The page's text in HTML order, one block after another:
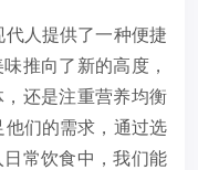
人提供了一种便捷
推向了新的高度，
还是注重营养均衡
们的需求，通过选
常饮食中，我们能